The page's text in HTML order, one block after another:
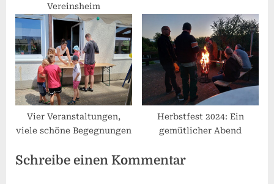
Vereinsheim
Vier Veranstaltungen,
viele schöne Begegnungen
Herbstfest 2024: Ein
gemütlicher Abend
Schreibe einen Kommentar